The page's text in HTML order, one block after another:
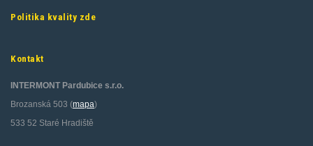
Politika kvality zde
Kontakt
INTERMONT Pardubice s.r.o.
Brozanská 503 (mapa)
533 52 Staré Hradiště